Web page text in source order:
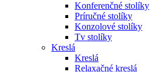
Konferenčné stolíky
Príručné stolíky
Konzolové stolíky
Tv stolíky
Kreslá
Kreslá
Relaxačné kreslá